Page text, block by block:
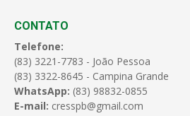
CONTATO
Telefone:
(83) 3221-7783 - João Pessoa
(83) 3322-8645 - Campina Grande
WhatsApp: (83) 98832-0855
E-mail: cresspb@gmail.com